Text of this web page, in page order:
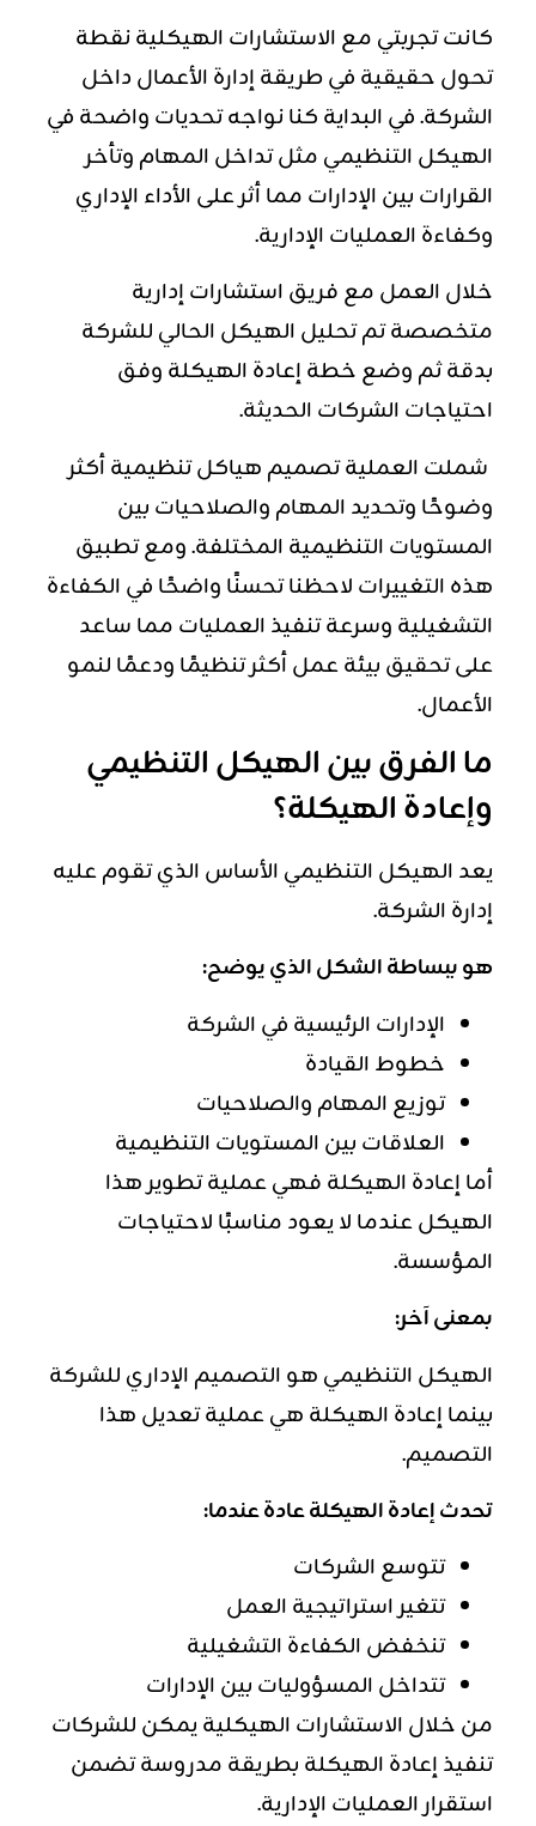
كانت تجربتي مع الاستشارات الهيكلية نقطة
تحول حقيقية في طريقة إدارة الأعمال داخل
الشركة. في البداية كنا نواجه تحديات واضحة في
الهيكل التنظيمي مثل تداخل المهام وتأخر
القرارات بين الإدارات مما أثر على الأداء الإداري
وكفاءة العمليات الإدارية.
خلال العمل مع فريق استشارات إدارية
متخصصة تم تحليل الهيكل الحالي للشركة
بدقة ثم وضع خطة إعادة الهيكلة وفق
احتياجات الشركات الحديثة.
شملت العملية تصميم هياكل تنظيمية أكثر
وضوحًا وتحديد المهام والصلاحيات بين
المستويات التنظيمية المختلفة. ومع تطبيق
هذه التغييرات لاحظنا تحسنًا واضحًا في الكفاءة
التشغيلية وسرعة تنفيذ العمليات مما ساعد
على تحقيق بيئة عمل أكثر تنظيمًا ودعمًا لنمو
الأعمال.
ما الفرق بين الهيكل التنظيمي
وإعادة الهيكلة؟
يعد الهيكل التنظيمي الأساس الذي تقوم عليه
إدارة الشركة.
هو ببساطة الشكل الذي يوضح:
الإدارات الرئيسية في الشركة
خطوط القيادة
توزيع المهام والصلاحيات
العلاقات بين المستويات التنظيمية
أما إعادة الهيكلة فهي عملية تطوير هذا
الهيكل عندما لا يعود مناسبًا لاحتياجات
المؤسسة.
بمعنى آخر:
الهيكل التنظيمي هو التصميم الإداري للشركة
بينما إعادة الهيكلة هي عملية تعديل هذا
التصميم.
تحدث إعادة الهيكلة عادة عندما:
تتوسع الشركات
تتغير استراتيجية العمل
تنخفض الكفاءة التشغيلية
تتداخل المسؤوليات بين الإدارات
من خلال الاستشارات الهيكلية يمكن للشركات
تنفيذ إعادة الهيكلة بطريقة مدروسة تضمن
استقرار العمليات الإدارية.